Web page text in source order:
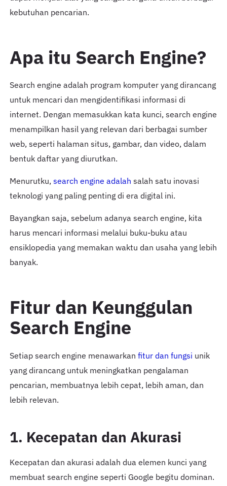
kebutuhan pencarian.
Apa itu Search Engine?
Search engine adalah program komputer yang dirancang
untuk mencari dan mengidentifikasi informasi di
internet. Dengan memasukkan kata kunci, search engine
menampilkan hasil yang relevan dari berbagai sumber
web, seperti halaman situs, gambar, dan video, dalam
bentuk daftar yang diurutkan.
Menurutku, search engine adalah salah satu inovasi
teknologi yang paling penting di era digital ini.
Bayangkan saja, sebelum adanya search engine, kita
harus mencari informasi melalui buku-buku atau
ensiklopedia yang memakan waktu dan usaha yang lebih
banyak.
Fitur dan Keunggulan
Search Engine
Setiap search engine menawarkan fitur dan fungsi unik
yang dirancang untuk meningkatkan pengalaman
pencarian, membuatnya lebih cepat, lebih aman, dan
lebih relevan.
1. Kecepatan dan Akurasi
Kecepatan dan akurasi adalah dua elemen kunci yang
membuat search engine seperti Google begitu dominan.